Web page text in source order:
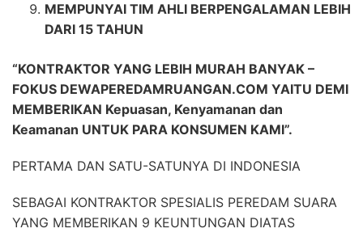
MEMPUNYAI TIM AHLI BERPENGALAMAN LEBIH
DARI 15 TAHUN
“KONTRAKTOR YANG LEBIH MURAH BANYAK –
FOKUS DEWAPEREDAMRUANGAN.COM YAITU DEMI
MEMBERIKAN Kepuasan, Kenyamanan dan
Keamanan UNTUK PARA KONSUMEN KAMI”.
PERTAMA DAN SATU-SATUNYA DI INDONESIA
SEBAGAI KONTRAKTOR SPESIALIS PEREDAM SUARA
YANG MEMBERIKAN 9 KEUNTUNGAN DIATAS